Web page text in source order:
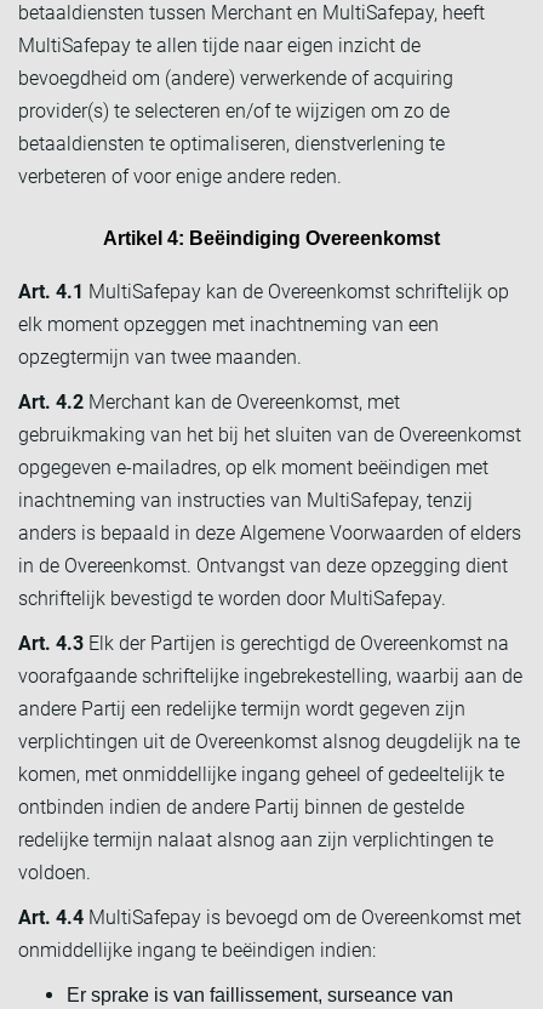
betaaldiensten tussen Merchant en MultiSafepay, heeft
MultiSafepay te allen tijde naar eigen inzicht de
bevoegdheid om (andere) verwerkende of acquiring
provider(s) te selecteren en/of te wijzigen om zo de
betaaldiensten te optimaliseren, dienstverlening te
verbeteren of voor enige andere reden.
Artikel 4: Beëindiging Overeenkomst
Art. 4.1 MultiSafepay kan de Overeenkomst schriftelijk op
elk moment opzeggen met inachtneming van een
opzegtermijn van twee maanden.
Art. 4.2 Merchant kan de Overeenkomst, met
gebruikmaking van het bij het sluiten van de Overeenkomst
opgegeven e-mailadres, op elk moment beëindigen met
inachtneming van instructies van MultiSafepay, tenzij
anders is bepaald in deze Algemene Voorwaarden of elders
in de Overeenkomst. Ontvangst van deze opzegging dient
schriftelijk bevestigd te worden door MultiSafepay.
Art. 4.3 Elk der Partijen is gerechtigd de Overeenkomst na
voorafgaande schriftelijke ingebrekestelling, waarbij aan de
andere Partij een redelijke termijn wordt gegeven zijn
verplichtingen uit de Overeenkomst alsnog deugdelijk na te
komen, met onmiddellijke ingang geheel of gedeeltelijk te
ontbinden indien de andere Partij binnen de gestelde
redelijke termijn nalaat alsnog aan zijn verplichtingen te
voldoen.
Art. 4.4 MultiSafepay is bevoegd om de Overeenkomst met
onmiddellijke ingang te beëindigen indien:
Er sprake is van faillissement, surseance van